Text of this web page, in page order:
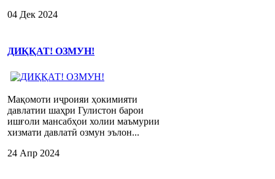
04 Дек 2024
ДИҚҚАТ! ОЗМУН!
Мақомоти иҷроияи ҳокимияти
давлатии шаҳри Гулистон барои
ишғоли мансабҳои холии маъмурии
хизмати давлатӣ озмун эълон...
24 Апр 2024